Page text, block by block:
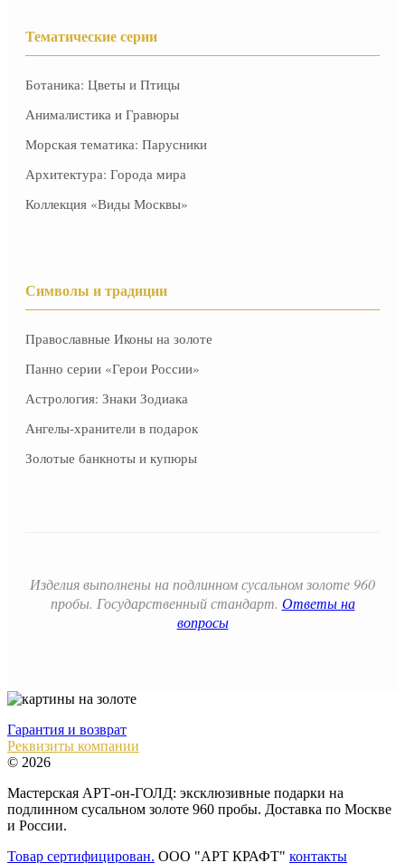
Тематические серии
Ботаника: Цветы и Птицы
Анималистика и Гравюры
Морская тематика: Парусники
Архитектура: Города мира
Коллекция «Виды Москвы»
Символы и традиции
Православные Иконы на золоте
Панно серии «Герои России»
Астрология: Знаки Зодиака
Ангелы-хранители в подарок
Золотые банкноты и купюры
Изделия выполнены на подлинном сусальном золоте 960
пробы. Государственный стандарт. Ответы на
вопросы
Гарантия и возврат
Реквизиты компании
© 2026
Мастерская АРТ-он-ГОЛД: эксклюзивные подарки на
подлинном сусальном золоте 960 пробы. Доставка по Москве
и России.
Товар сертифицирован. ООО "АРТ КРАФТ" контакты